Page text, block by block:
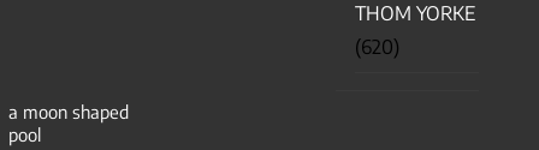
THOM YORKE
(620)
a moon shaped
pool